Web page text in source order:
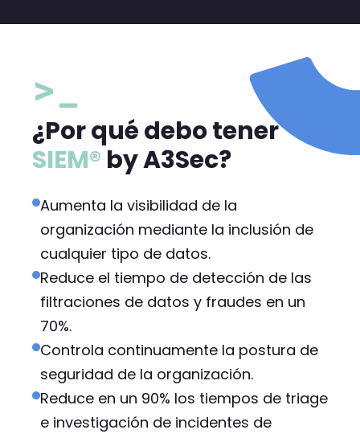
>_
¿Por qué debo tener
SIEM® by A3Sec?
Aumenta la visibilidad de la
organización mediante la inclusión de
cualquier tipo de datos.
Reduce el tiempo de detección de las
filtraciones de datos y fraudes en un
70%.
Controla continuamente la postura de
seguridad de la organización.
Reduce en un 90% los tiempos de triage
e investigación de incidentes de